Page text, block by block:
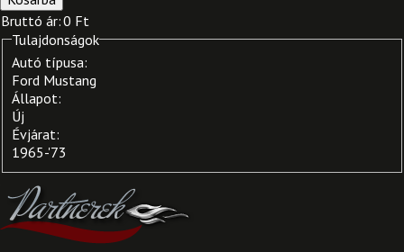
Bruttó ár:0 Ft
Tulajdonságok
Autó típusa:
Ford Mustang
Állapot:
Új
Évjárat:
1965-'73